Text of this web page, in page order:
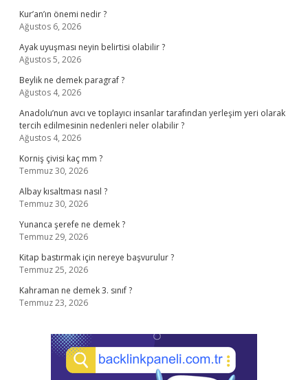
Kur’an’ın önemi nedir ?
Ağustos 6, 2026
Ayak uyuşması neyin belirtisi olabilir ?
Ağustos 5, 2026
Beylik ne demek paragraf ?
Ağustos 4, 2026
Anadolu’nun avcı ve toplayıcı insanlar tarafından yerleşim yeri olarak
tercih edilmesinin nedenleri neler olabilir ?
Ağustos 4, 2026
Korniş çivisi kaç mm ?
Temmuz 30, 2026
Albay kısaltması nasıl ?
Temmuz 30, 2026
Yunanca şerefe ne demek ?
Temmuz 29, 2026
Kitap bastırmak için nereye başvurulur ?
Temmuz 25, 2026
Kahraman ne demek 3. sınıf ?
Temmuz 23, 2026